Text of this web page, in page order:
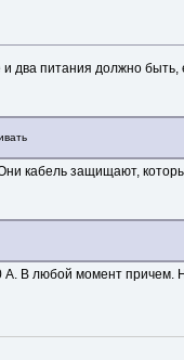
два питания должно быть,
кабель защищают,
В любой момент причем.